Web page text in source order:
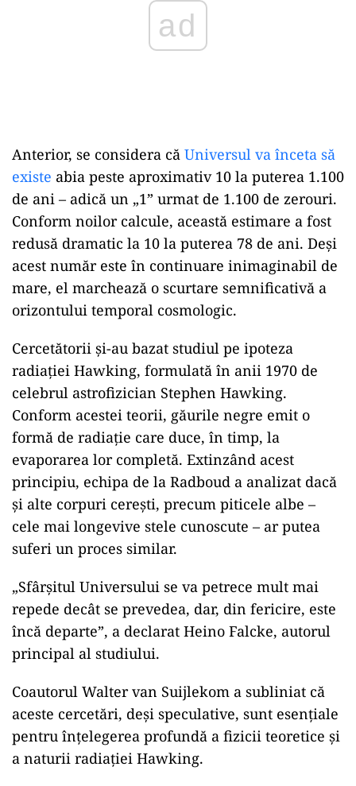
Anterior, se considera că Universul va înceta să
existe abia peste aproximativ 10 la puterea 1.100
de ani – adică un „1” urmat de 1.100 de zerouri.
Conform noilor calcule, această estimare a fost
redusă dramatic la 10 la puterea 78 de ani. Deși
acest număr este în continuare inimaginabil de
mare, el marchează o scurtare semnificativă a
orizontului temporal cosmologic.
Cercetătorii și-au bazat studiul pe ipoteza
radiației Hawking, formulată în anii 1970 de
celebrul astrofizician Stephen Hawking.
Conform acestei teorii, găurile negre emit o
formă de radiație care duce, în timp, la
evaporarea lor completă. Extinzând acest
principiu, echipa de la Radboud a analizat dacă
și alte corpuri cerești, precum piticele albe –
cele mai longevive stele cunoscute – ar putea
suferi un proces similar.
„Sfârșitul Universului se va petrece mult mai
repede decât se prevedea, dar, din fericire, este
încă departe”, a declarat Heino Falcke, autorul
principal al studiului.
Coautorul Walter van Suijlekom a subliniat că
aceste cercetări, deși speculative, sunt esențiale
pentru înțelegerea profundă a fizicii teoretice și
a naturii radiației Hawking.